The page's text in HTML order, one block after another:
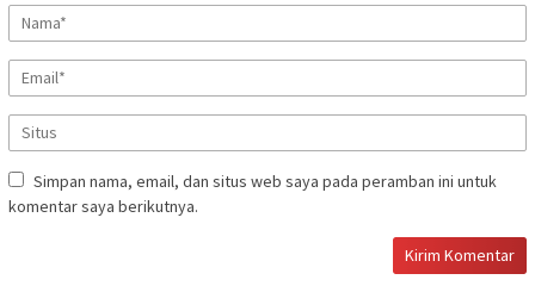
Simpan nama, email, dan situs web saya pada peramban ini untuk
komentar saya berikutnya.